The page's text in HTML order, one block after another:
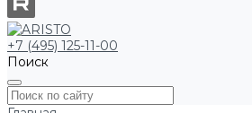
+7 (495) 125-11-00
Поиск